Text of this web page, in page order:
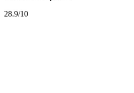
28.9/10